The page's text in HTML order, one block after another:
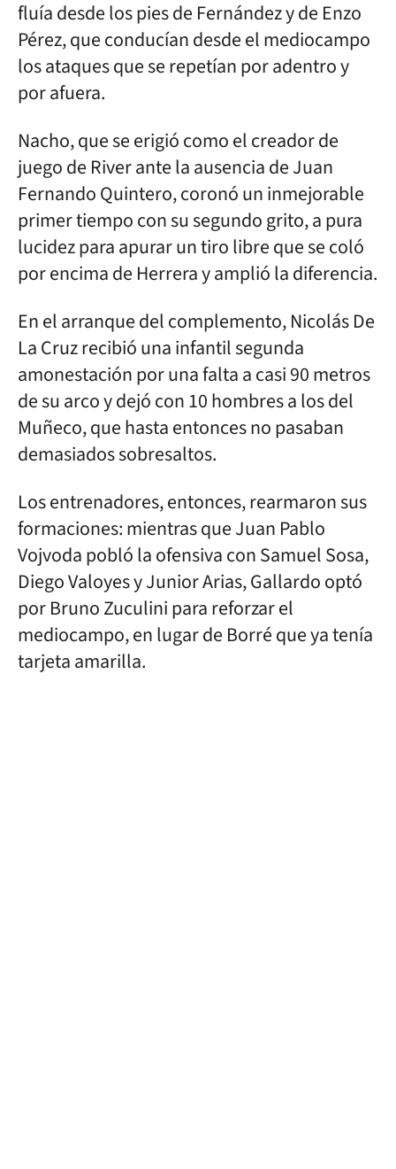
fluía desde los pies de Fernández y de Enzo
Pérez, que conducían desde el mediocampo
los ataques que se repetían por adentro y
por afuera.
Nacho, que se erigió como el creador de
juego de River ante la ausencia de Juan
Fernando Quintero, coronó un inmejorable
primer tiempo con su segundo grito, a pura
lucidez para apurar un tiro libre que se coló
por encima de Herrera y amplió la diferencia.
En el arranque del complemento, Nicolás De
La Cruz recibió una infantil segunda
amonestación por una falta a casi 90 metros
de su arco y dejó con 10 hombres a los del
Muñeco, que hasta entonces no pasaban
demasiados sobresaltos.
Los entrenadores, entonces, rearmaron sus
formaciones: mientras que Juan Pablo
Vojvoda pobló la ofensiva con Samuel Sosa,
Diego Valoyes y Junior Arias, Gallardo optó
por Bruno Zuculini para reforzar el
mediocampo, en lugar de Borré que ya tenía
tarjeta amarilla.